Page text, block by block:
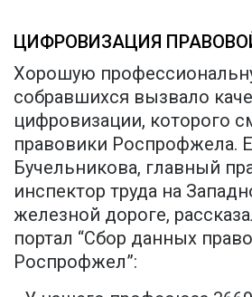
ЦИФРОВИЗАЦИЯ
Хорошую
собравшихся вызвало
цифровизации, которого
правовики Роспрофжела.
Бучельникова, главный
инспектор труда на
железной дороге,
портал “Сбор данных
Роспрофжел”: